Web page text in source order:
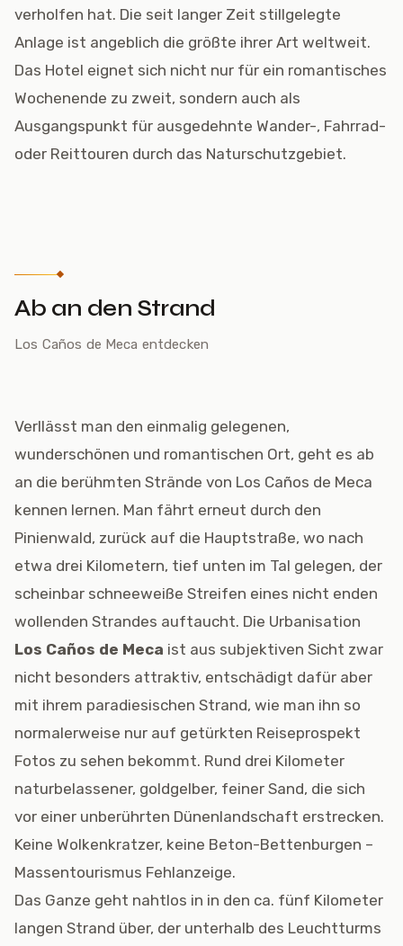
verholfen hat. Die seit langer Zeit stillgelegte
Anlage ist angeblich die größte ihrer Art weltweit.
Das Hotel eignet sich nicht nur für ein romantisches
Wochenende zu zweit, sondern auch als
Ausgangspunkt für ausgedehnte Wander-, Fahrrad-
oder Reittouren durch das Naturschutzgebiet.
Ab an den Strand
Los Caños de Meca entdecken
Verllässt man den einmalig gelegenen,
wunderschönen und romantischen Ort, geht es ab
an die berühmten Strände von Los Caños de Meca
kennen lernen. Man fährt erneut durch den
Pinienwald, zurück auf die Hauptstraße, wo nach
etwa drei Kilometern, tief unten im Tal gelegen, der
scheinbar schneeweiße Streifen eines nicht enden
wollenden Strandes auftaucht. Die Urbanisation
Los Caños de Meca ist aus subjektiven Sicht zwar
nicht besonders attraktiv, entschädigt dafür aber
mit ihrem paradiesischen Strand, wie man ihn so
normalerweise nur auf getürkten Reiseprospekt
Fotos zu sehen bekommt. Rund drei Kilometer
naturbelassener, goldgelber, feiner Sand, die sich
vor einer unberührten Dünenlandschaft erstrecken.
Keine Wolkenkratzer, keine Beton-Bettenburgen –
Massentourismus Fehlanzeige.
Das Ganze geht nahtlos in in den ca. fünf Kilometer
langen Strand über, der unterhalb des Leuchtturms